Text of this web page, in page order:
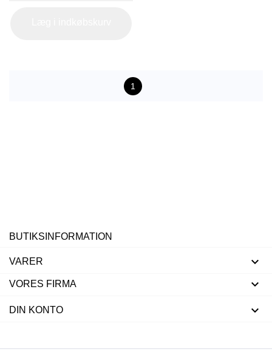
1
BUTIKSINFORMATION
VARER 
VORES FIRMA 
DIN KONTO 